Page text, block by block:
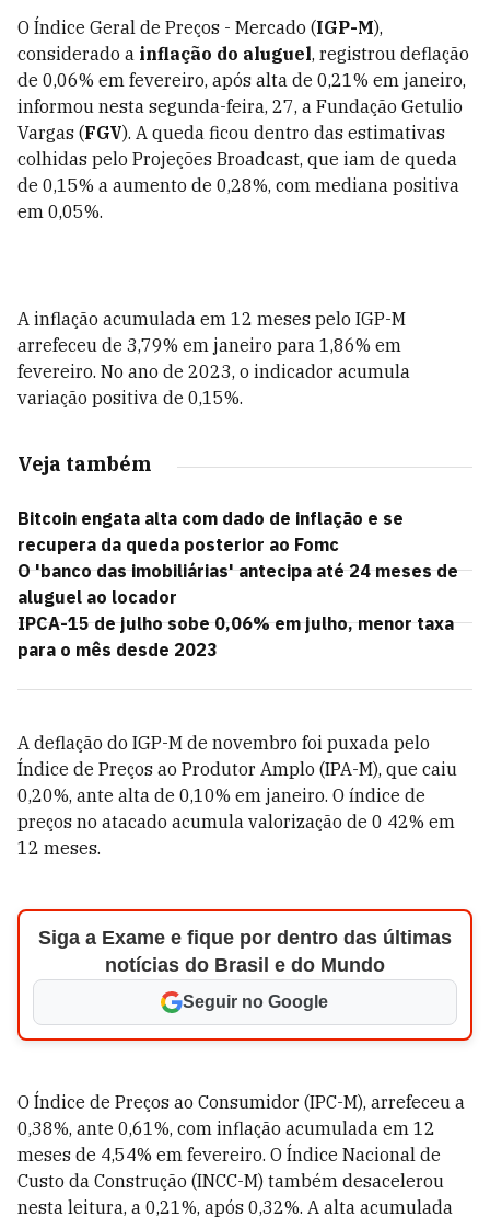
O Índice Geral de Preços - Mercado (IGP-M),
considerado a inflação do aluguel, registrou deflação
de 0,06% em fevereiro, após alta de 0,21% em janeiro,
informou nesta segunda-feira, 27, a Fundação Getulio
Vargas (FGV). A queda ficou dentro das estimativas
colhidas pelo Projeções Broadcast, que iam de queda
de 0,15% a aumento de 0,28%, com mediana positiva
em 0,05%.
A inflação acumulada em 12 meses pelo IGP-M
arrefeceu de 3,79% em janeiro para 1,86% em
fevereiro. No ano de 2023, o indicador acumula
variação positiva de 0,15%.
Veja também
Bitcoin engata alta com dado de inflação e se
recupera da queda posterior ao Fomc
O 'banco das imobiliárias' antecipa até 24 meses de
aluguel ao locador
IPCA-15 de julho sobe 0,06% em julho, menor taxa
para o mês desde 2023
A deflação do IGP-M de novembro foi puxada pelo
Índice de Preços ao Produtor Amplo (IPA-M), que caiu
0,20%, ante alta de 0,10% em janeiro. O índice de
preços no atacado acumula valorização de 0 42% em
12 meses.
Siga a Exame e fique por dentro das últimas
notícias do Brasil e do Mundo
Seguir no Google
O Índice de Preços ao Consumidor (IPC-M), arrefeceu a
0,38%, ante 0,61%, com inflação acumulada em 12
meses de 4,54% em fevereiro. O Índice Nacional de
Custo da Construção (INCC-M) também desacelerou
nesta leitura, a 0,21%, após 0,32%. A alta acumulada